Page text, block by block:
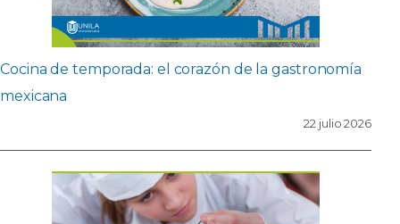
Cocina de temporada: el corazón de la gastronomía
mexicana
22 julio 2026